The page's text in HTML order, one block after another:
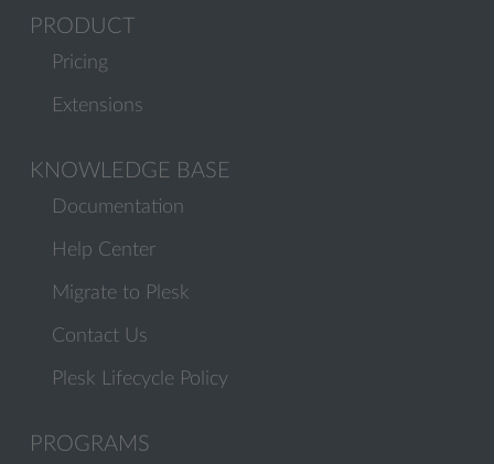
PRODUCT
Pricing
Extensions
KNOWLEDGE BASE
Documentation
Help Center
Migrate to Plesk
Contact Us
Plesk Lifecycle Policy
PROGRAMS